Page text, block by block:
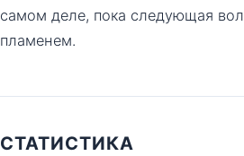
самом деле, пока следующая
пламенем.
СТАТИСТИКА